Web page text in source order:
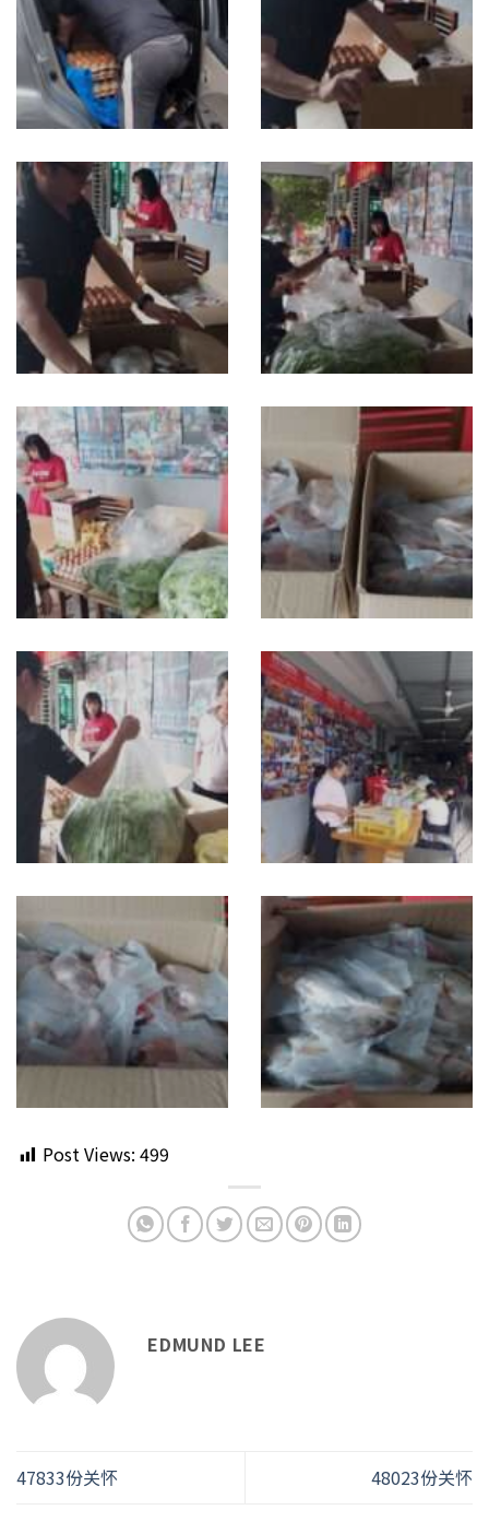
Post Views: 499
EDMUND LEE
47833份关怀 48023份关怀